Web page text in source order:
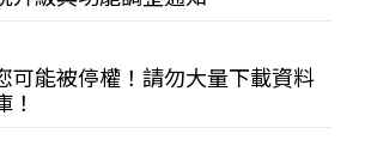
可能被停權！請勿大量下載資料
！